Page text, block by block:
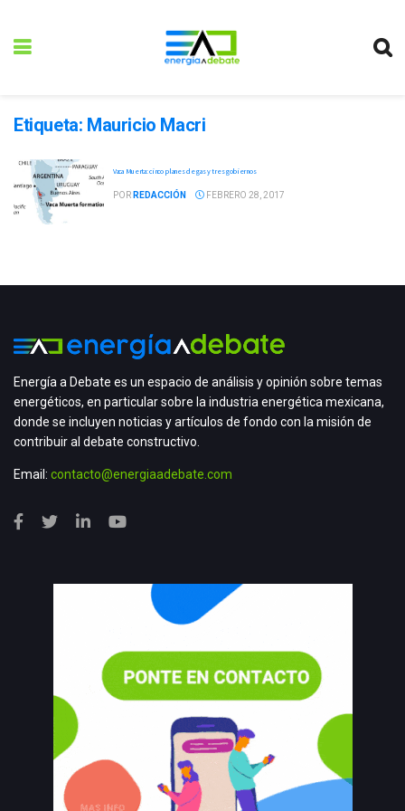
Etiqueta: Mauricio Macri
Vaca Muerta: cinco planes de gas y tres gobiernos
POR REDACCIÓN FEBRERO 28, 2017
Energía a Debate es un espacio de análisis y opinión sobre temas
energéticos, en particular sobre la industria energética mexicana,
donde se incluyen noticias y artículos de fondo con la misión de
contribuir al debate constructivo.
Email: contacto@energiaadebate.com